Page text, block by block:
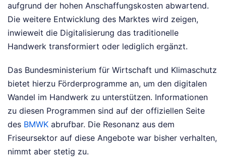
aufgrund der hohen Anschaffungskosten abwartend.
Die weitere Entwicklung des Marktes wird zeigen,
inwieweit die Digitalisierung das traditionelle
Handwerk transformiert oder lediglich ergänzt.
Das Bundesministerium für Wirtschaft und Klimaschutz
bietet hierzu Förderprogramme an, um den digitalen
Wandel im Handwerk zu unterstützen. Informationen
zu diesen Programmen sind auf der offiziellen Seite
des BMWK abrufbar. Die Resonanz aus dem
Friseursektor auf diese Angebote war bisher verhalten,
nimmt aber stetig zu.